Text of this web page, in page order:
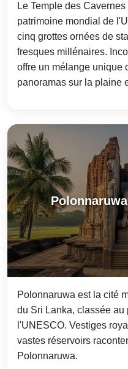
Le Temple des
patrimoine mondial de
cinq grottes ornées de
fresques millénaires.
offre un mélange unique
panoramas sur la plaine
Polonnaruwa est la cité
du Sri Lanka, classée
l'UNESCO. Vestiges
vastes réservoirs
Polonnaruwa.